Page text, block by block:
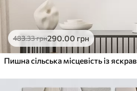
483.33грн290.00 грн